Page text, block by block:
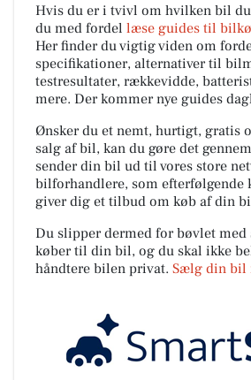
Hvis du er i tvivl om hvilken bil
du med fordel læse guides til
Her finder du vigtig viden om
specifikationer, alternativer til
testresultater, rækkevidde,
mere. Der kommer nye guides
Ønsker du et nemt, hurtigt, gratis
salg af bil, kan du gøre det
sender din bil ud til vores store
bilforhandlere, som efterfølgende
giver dig et tilbud om køb af din
Du slipper dermed for bøvlet med
køber til din bil, og du skal ikke
håndtere bilen privat. Sælg din bil